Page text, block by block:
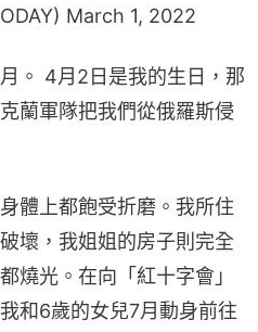
March 1, 2022
。 4月2日是我的生日，那
蘭軍隊把我們從俄羅斯侵
體上都飽受折磨。我所住
壞，我姐姐的房子則完全
燒光。在向「紅十字會」
和6歲的女兒7月動身前往